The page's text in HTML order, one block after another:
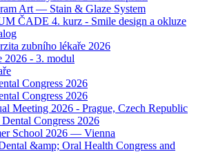
Art — Stain & Glaze System
ČADE 4. kurz - Smile design a okluze
zubního lékaře 2026
2026 - 3. modul
Congress 2026
Congress 2026
Meeting 2026 - Prague, Czech Republic
Congress 2026
School 2026 — Vienna
&amp; Oral Health Congress and